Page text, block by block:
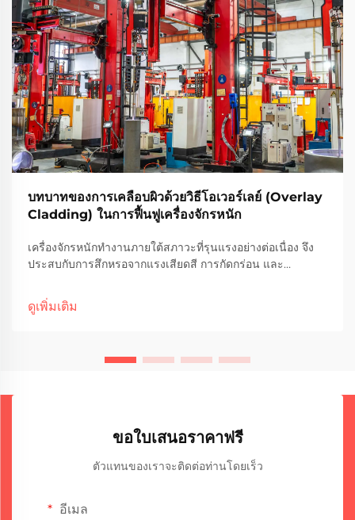
บทบาทของการเคลือบผิวด้วยวิธีโอเวอร์เลย์ (Overlay
Cladding) ในการฟื้นฟูเครื่องจักรหนัก
เครื่องจักรหนักทำงานภายใต้สภาวะที่รุนแรงอย่างต่อเนื่อง จึง
ประสบกับการสึกหรอจากแรงเสียดสี การกัดกร่อน และ
ลงอย่างค่อยเป็นค่อยไป เมื่ออุปกรณ์ราคาแพงเริ่มแสดงอาการ
เสื่อมโทรม ผู้ผลิตและผู้ปฏิบัติงาน...
ดูเพิ่มเติม
ขอใบเสนอราคาฟรี
ตัวแทนของเราจะติดต่อท่านโดยเร็ว
อีเมล